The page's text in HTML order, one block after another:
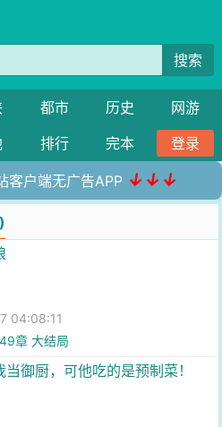
搜索
都市 历史
网游
排行 完本 登录
客户端无广告APP ↓↓↓
04:08:11
章 大结局
御厨，可他吃的是预制菜！